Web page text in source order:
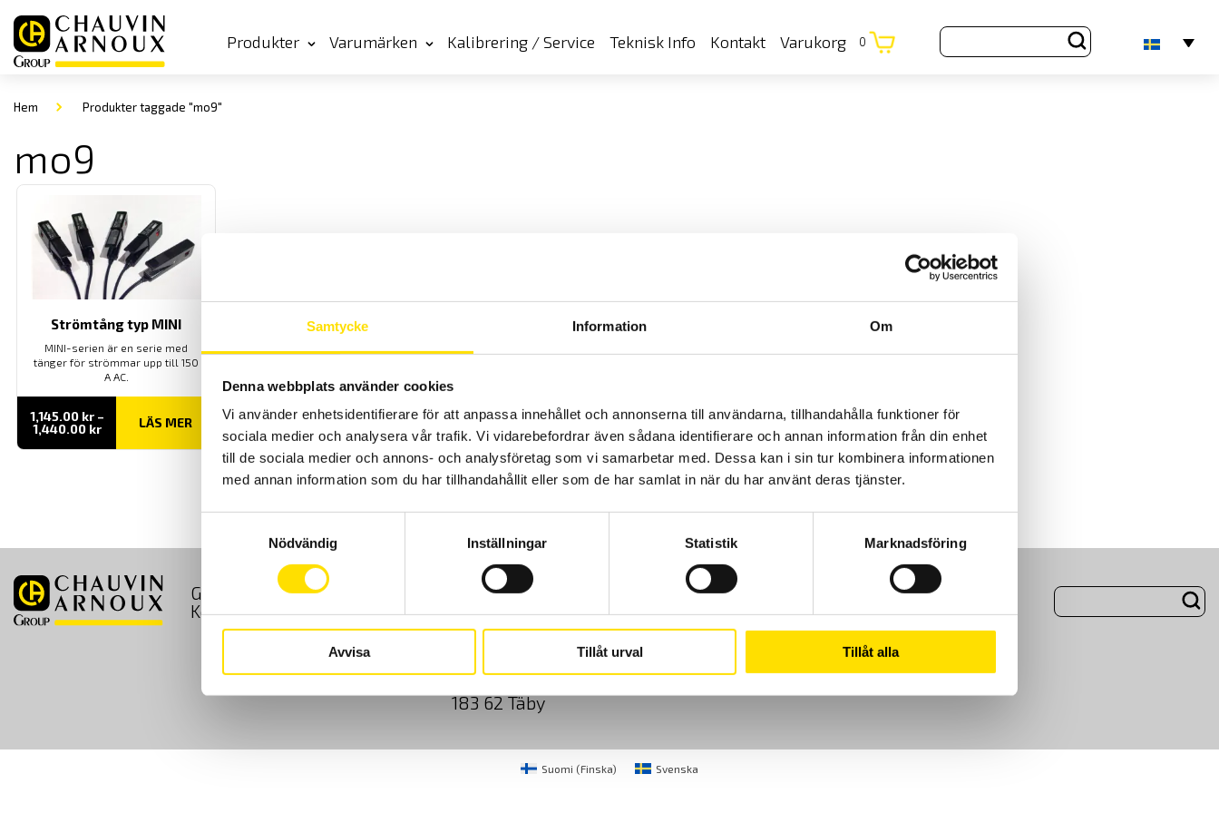
Samtycke Information Om
Denna webbplats använder cookies
Vi använder enhetsidentifierare för att anpassa innehållet och annonserna till användarna, tillhandahålla funktioner för
sociala medier och analysera vår trafik. Vi vidarebefordrar även sådana identifierare och annan information från din enhet
till de sociala medier och annons- och analysföretag som vi samarbetar med. Dessa kan i sin tur kombinera informationen
med annan information som du har tillhandahållit eller som de har samlat in när du har använt deras tjänster.
Nödvändig
Inställningar Statistik Marknadsföring
Avvisa Tillåt urval Tillåt alla
Produkter Varumärken Kalibrering / Service Teknisk Info Kontakt Varukorg 0
Hem Produkter taggade "mo9"
mo9
Strömtång typ MINI
MINI-serien är en serie med
tänger för strömmar upp till 150
A AC.
1,145.00 kr –
1,440.00 krPrisintervall:
till
LÄS MER
GDPR Köpvillkor Cookies Kundundersökning
Om Oss
Kontakt
Sjöflygvägen 35
183 62 Täby
08-50 52 68 00
info@camatsystem.com
Suomi (Finska) Svenska